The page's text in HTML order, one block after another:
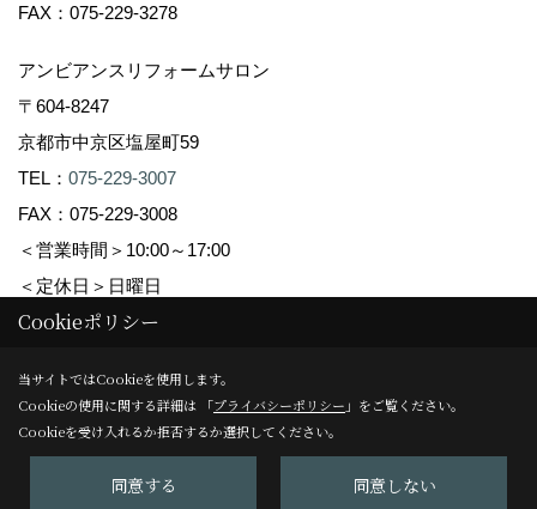
FAX：075-229-3278
アンビアンスリフォームサロン
〒604-8247
京都市中京区塩屋町59
TEL： 075-229-3007
FAX：075-229-3008
＜営業時間＞10:00～17:00
＜定休日＞日曜日
Copyright (c) Ambiance Co.,Ltd. All Rights Reserved.
Produced byゴデスクリエイト
Cookieポリシー
当サイトではCookieを使用します。
Cookieの使用に関する詳細は 「プライバシーポリシー 」をご覧ください。
Cookieを受け入れるか拒否するか選択してください。
同意する 同意しない